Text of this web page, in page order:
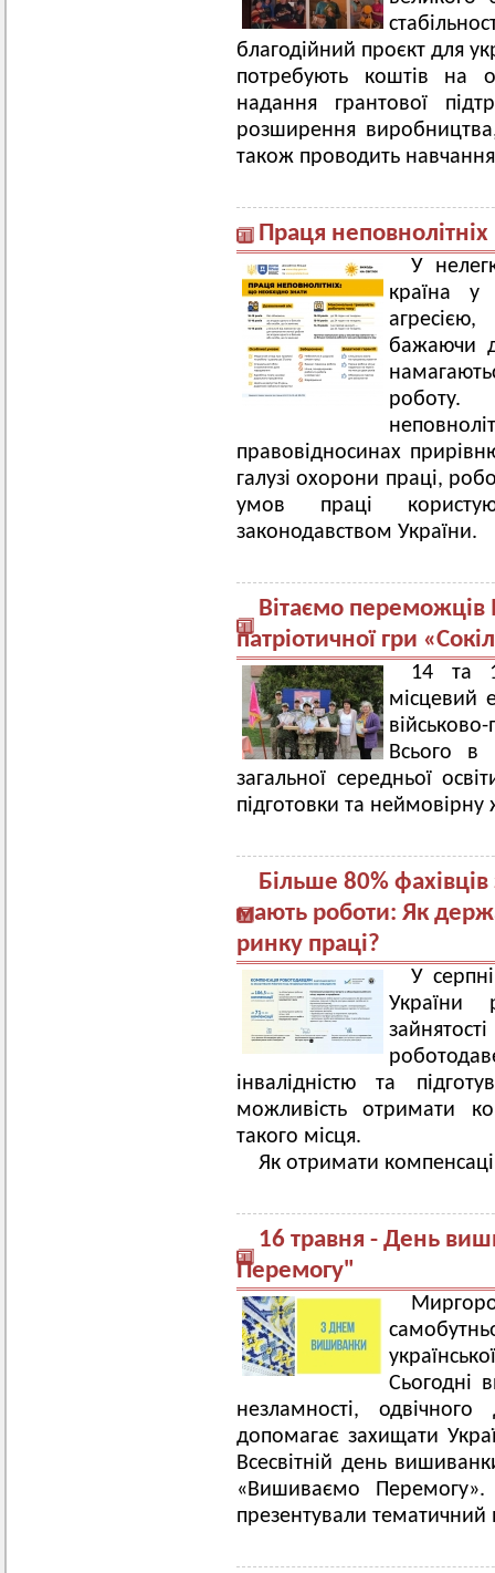
благодійний проєкт для
потребують коштів на
надання грантової
розширення
також проводить
Праця неповнолітніх
У
країна у
бажаючи
правовідносинах
галузі охорони праці,
умов праці
законодавством України.
Вітаємо переможців
патріотичної гри
14 та
місцевий
Всього в
загальної середньої
підготовки та
Більше 80% фахівців
мають роботи: Як
ринку праці?
У
України
інвалідністю та
можливість отримати
такого місця.
Як отримати
16 травня - День
Перемогу"
Сьогодні
незламності,
допомагає захищати
Всесвітній день
«Вишиваємо
презентували тематичний